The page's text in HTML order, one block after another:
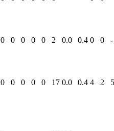
0 0 0 0 0 2 0.0 0.4 0 0
-
0 0 0 0 0 17 0.0 0.4 4 2